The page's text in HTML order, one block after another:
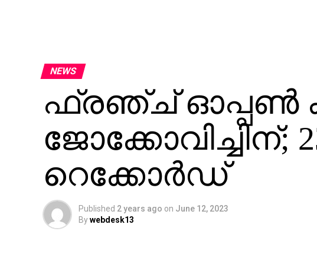
NEWS
ഫ്രഞ്ച് ഓപ്പണ്‍
ജോക്കോവിച്ചിന്;
റെക്കോര്‍ഡ്
Published 2 years ago on June 12, 2023
Bywebdesk13